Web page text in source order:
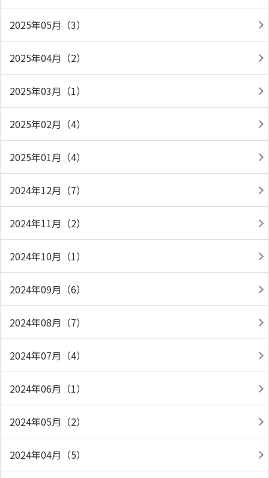
2025年05月（3）
2025年04月（2）
2025年03月（1）
2025年02月（4）
2025年01月（4）
2024年12月（7）
2024年11月（2）
2024年10月（1）
2024年09月（6）
2024年08月（7）
2024年07月（4）
2024年06月（1）
2024年05月（2）
2024年04月（5）